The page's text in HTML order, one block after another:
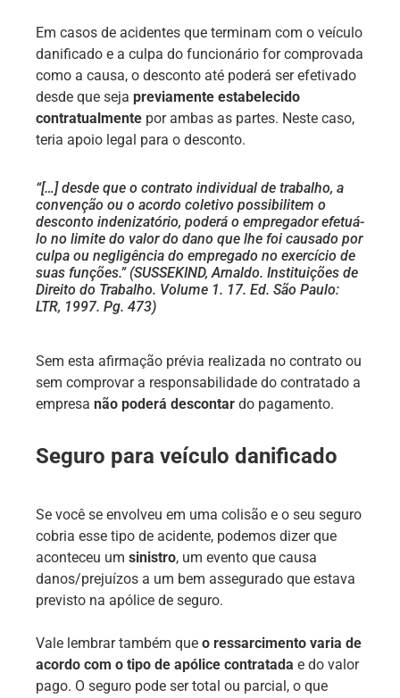
Em casos de acidentes que terminam com o veículo
danificado e a culpa do funcionário for comprovada
como a causa, o desconto até poderá ser efetivado
desde que seja previamente estabelecido
contratualmente por ambas as partes. Neste caso,
teria apoio legal para o desconto.
“[…] desde que o contrato individual de trabalho, a
convenção ou o acordo coletivo possibilitem o
desconto indenizatório, poderá o empregador efetuá-
lo no limite do valor do dano que lhe foi causado por
culpa ou negligência do empregado no exercício de
suas funções.”(SUSSEKIND, Arnaldo. Instituições de
Direito do Trabalho. Volume 1. 17. Ed. São Paulo:
LTR, 1997. Pg. 473)
Sem esta afirmação prévia realizada no contrato ou
sem comprovar a responsabilidade do contratado a
empresa não poderá descontar do pagamento.
Seguro para veículo danificado
Se você se envolveu em uma colisão e o seu seguro
cobria esse tipo de acidente, podemos dizer que
aconteceu um sinistro, um evento que causa
danos/prejuízos a um bem assegurado que estava
previsto na apólice de seguro.
Vale lembrar também que o ressarcimento varia de
acordo com o tipo de apólice contratada e do valor
pago. O seguro pode ser total ou parcial, o que